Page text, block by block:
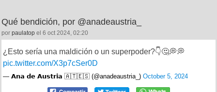
Qué bendición, por @anadeaustria_
por paulatop el 6 oct 2024, 02:20
¿Esto sería una maldición o un superpoder?👇🤔💭💭
pic.twitter.com/X3p7cSer0D
— 𝗔𝗻𝗮 𝗱𝗲 𝗔𝘂𝘀𝘁𝗿𝗶𝗮 🇦🇹🇪🇸 (@anadeaustria_) October 5, 2024